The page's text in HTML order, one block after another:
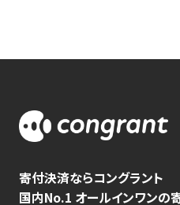
寄付決済ならコングラント
国内No.1 オールインワンの